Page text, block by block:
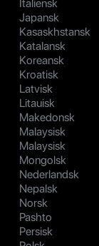
Italiensk
Japansk
Kasaskhstansk
Katalansk
Koreansk
Kroatisk
Latvisk
Litauisk
Makedonsk
Malaysisk
Malaysisk
Mongolsk
Nederlandsk
Nepalsk
Norsk
Pashto
Persisk